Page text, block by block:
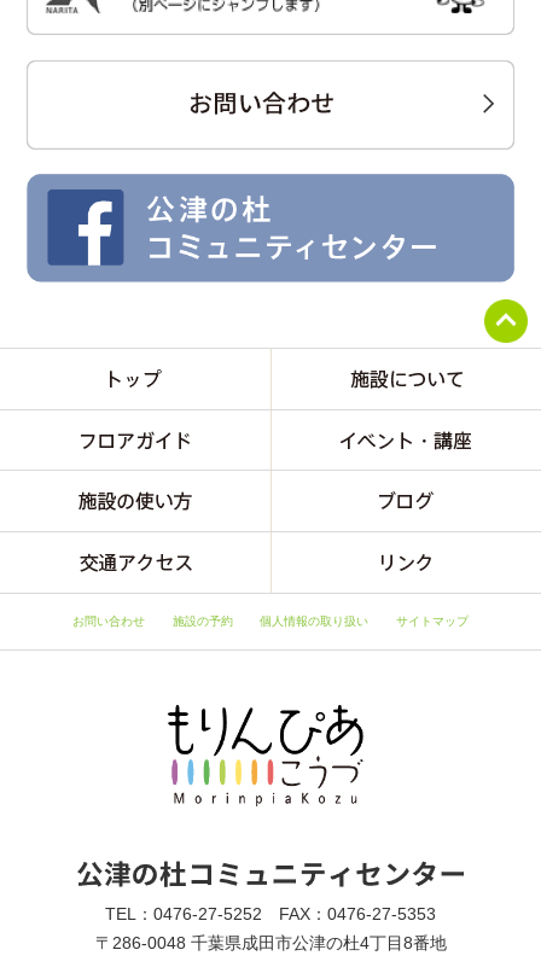
お問い合わせ 施設の予約 個人情報の取り扱い サイトマップ
TEL：0476-27-5252 FAX：0476-27-5353
〒286-0048 千葉県成田市公津の杜4丁目8番地